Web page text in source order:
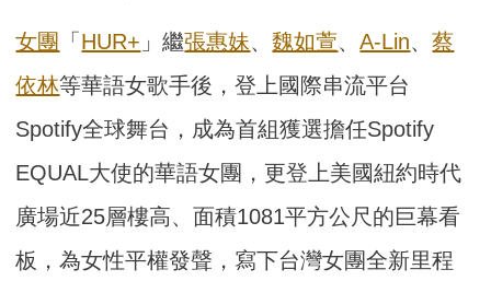
女團 「 HUR+ 」繼張惠妹、魏如萱、A-Lin、蔡
依林等華語女歌手後，登上國際串流平台
Spotify全球舞台，成為首組獲選擔任Spotify
EQUAL大使的華語女團，更登上美國紐約時代
廣場近25層樓高、面積1081平方公尺的巨幕看
板，為女性平權發聲，寫下台灣女團全新里程